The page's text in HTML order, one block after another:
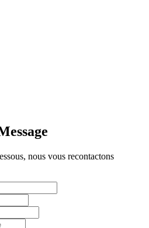
nous vous recontactons